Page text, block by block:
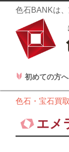
色石BANKは
初めての方へ
色石・宝石買
エメ